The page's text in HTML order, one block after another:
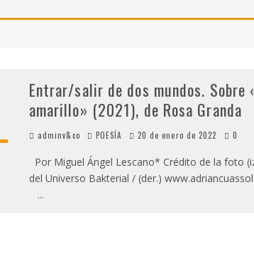
Entrar/salir de dos mundos. Sobre
amarillo» (2021), de Rosa Granda
adminv&co POESÍA 20 de enero de 2022 0
Por Miguel Ángel Lescano* Crédito de la foto
del Universo Bakterial / (der.)
...